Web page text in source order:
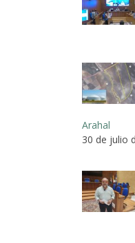
Arahal
30 de julio